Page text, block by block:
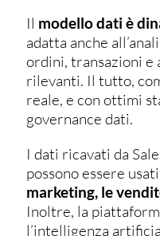
Il modello dati è
adatta anche
ordini, transazioni e
rilevanti. Il tutto,
reale, e con ottimi
governance dati.
I dati ricavati da
possono essere
marketing, le
Inoltre, la
l’intelligenza